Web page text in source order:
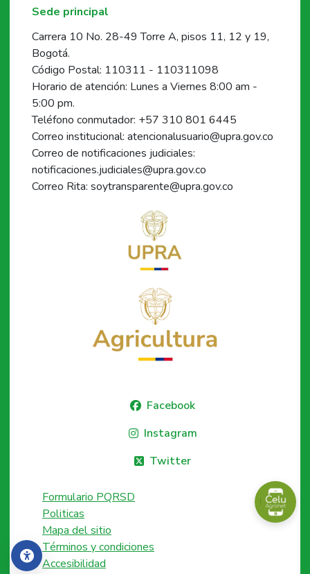
Accesibilidad
Sede principal
Carrera 10 No. 28-49 Torre A, pisos 11, 12 y 19,
Bogotá.
Código Postal: 110311 - 110311098
Horario de atención: Lunes a Viernes 8:00 am -
5:00 pm.
Teléfono conmutador: +57 310 801 6445
Correo institucional: atencionalusuario@upra.gov.co
Correo de notificaciones judiciales:
notificaciones.judiciales@upra.gov.co
Correo Rita: soytransparente@upra.gov.co
Facebook
Instagram
Twitter
Formulario PQRSD
Politicas
Mapa del sitio
Términos y condiciones
Accesibilidad